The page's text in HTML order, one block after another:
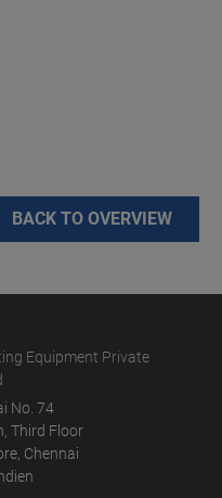
BACK TO OVERVIEW
Equipment Private
No. 74
Third Floor
Chennai